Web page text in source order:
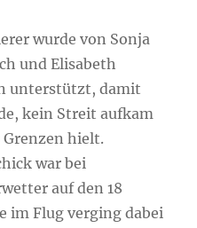
wurde von Sonja
und Elisabeth
unterstützt, damit
kein Streit aufkam
hielt.
war bei
auf den 18
im Flug verging dabei